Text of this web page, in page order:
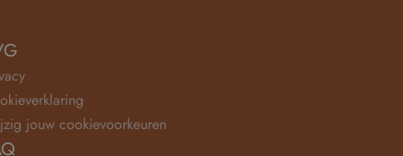
jouw cookievoorkeuren